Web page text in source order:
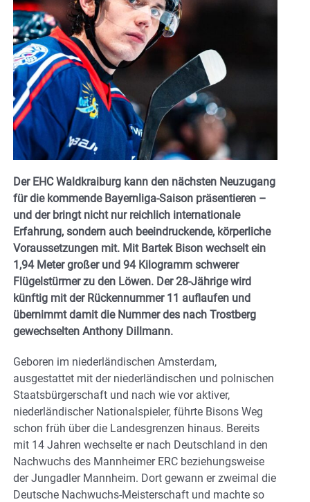
Der EHC Waldkraiburg kann den nächsten Neuzugang
für die kommende Bayernliga-Saison präsentieren –
und der bringt nicht nur reichlich internationale
Erfahrung, sondern auch beeindruckende, körperliche
Voraussetzungen mit. Mit Bartek Bison wechselt ein
1,94 Meter großer und 94 Kilogramm schwerer
Flügelstürmer zu den Löwen. Der 28-Jährige wird
künftig mit der Rückennummer 11 auflaufen und
übernimmt damit die Nummer des nach Trostberg
gewechselten Anthony Dillmann.
Geboren im niederländischen Amsterdam,
ausgestattet mit der niederländischen und polnischen
Staatsbürgerschaft und nach wie vor aktiver,
niederländischer Nationalspieler, führte Bisons Weg
schon früh über die Landesgrenzen hinaus. Bereits
mit 14 Jahren wechselte er nach Deutschland in den
Nachwuchs des Mannheimer ERC beziehungsweise
der Jungadler Mannheim. Dort gewann er zweimal die
Deutsche Nachwuchs-Meisterschaft und machte so